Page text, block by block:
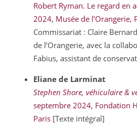
Robert Ryman. Le regard en
2024, Musée de l’Orangerie,
Commissariat : Claire
de l’Orangerie, avec la
Fabius, assistant de
Eliane de Larminat
Stephen Shore, véhiculaire &
septembre 2024, Fondation
Paris [Texte intégral]